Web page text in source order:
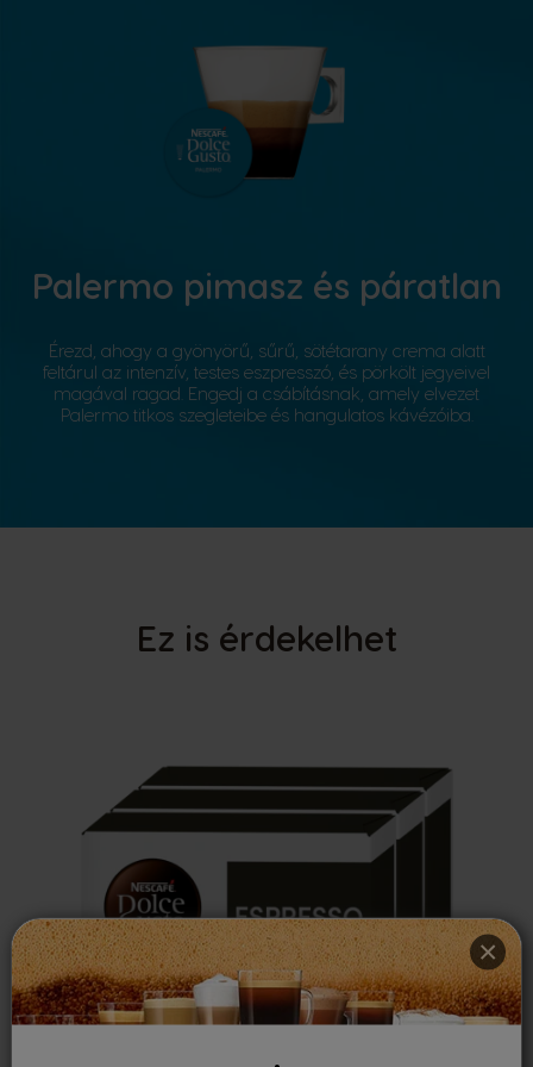
Palermo pimasz és páratlan
Érezd, ahogy a gyönyörű, sűrű, sötétarany crema alatt
feltárul az intenzív, testes eszpresszó, és pörkölt jegyeivel
magával ragad. Engedj a csábításnak, amely elvezet
Palermo titkos szegleteibe és hangulatos kávézóiba.
Ez is érdekelhet
×